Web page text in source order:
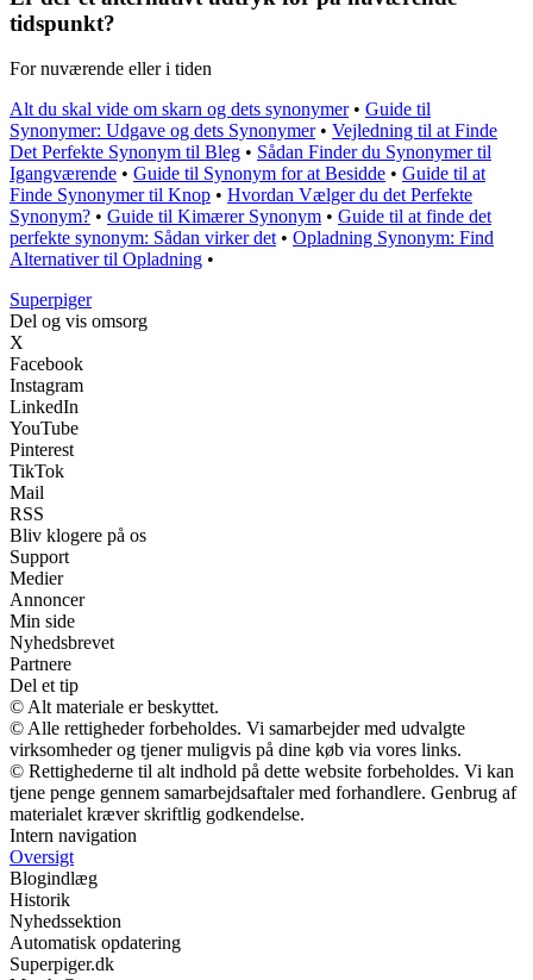
tidspunkt?
For nuværende eller i tiden
Alt du skal vide om skarn og dets synonymer• Guide til
Synonymer: Udgave og dets Synonymer• Vejledning til at Finde
Det Perfekte Synonym til Bleg • Sådan Finder du Synonymer til
Igangværende • Guide til Synonym for at Besidde • Guide til at
Finde Synonymer til Knop • Hvordan Vælger du det Perfekte
Synonym? • Guide til Kimærer Synonym • Guide til at finde det
perfekte synonym: Sådan virker det • Opladning Synonym: Find
Alternativer til Opladning •
Superpiger
Del og vis omsorg
X
Facebook
Instagram
LinkedIn
YouTube
Pinterest
TikTok
Mail
RSS
Bliv klogere på os
Support
Medier
Annoncer
Min side
Nyhedsbrevet
Partnere
Del et tip
© Alt materiale er beskyttet.
© Alle rettigheder forbeholdes. Vi samarbejder med udvalgte
virksomheder og tjener muligvis på dine køb via vores links.
© Rettighederne til alt indhold på dette website forbeholdes. Vi kan
tjene penge gennem samarbejdsaftaler med forhandlere. Genbrug af
materialet kræver skriftlig godkendelse.
Intern navigation
Oversigt
Blogindlæg
Historik
Nyhedssektion
Automatisk opdatering
Superpiger.dk